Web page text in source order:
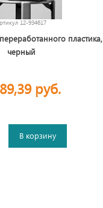
12-934617
пластика,
черный
руб.
В корзину